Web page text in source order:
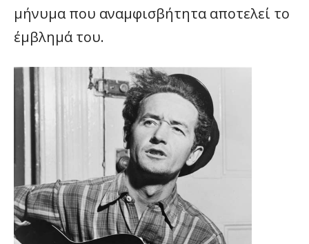
μήνυμα που αναμφισβήτητα αποτελεί το
έμβλημά του.